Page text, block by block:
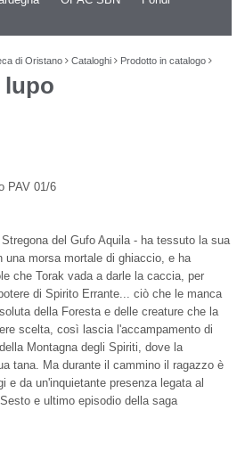
di Oristano Cataloghi Prodotto in catalogo
lupo
PAV 01/6
del Gufo Aquila - ha tessuto la sua
una morsa mortale di ghiaccio, e ha
che Torak vada a darle la caccia, per
di Spirito Errante... ciò che le manca
della Foresta e delle creature che la
scelta, così lascia l'accampamento di
Montagna degli Spiriti, dove la
tana. Ma durante il cammino il ragazzo è
e da un'inquietante presenza legata al
e ultimo episodio della saga